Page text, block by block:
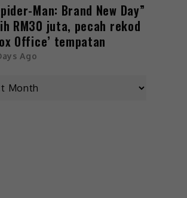
Man: Brand New Day”
RM30 juta, pecah rekod
Office’ tempatan
Ago